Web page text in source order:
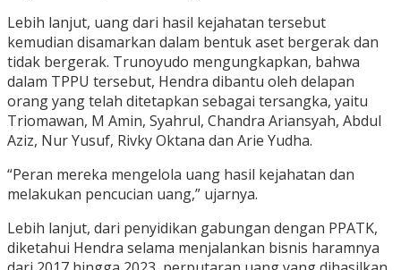
Lebih lanjut, uang dari hasil kejahatan tersebut
kemudian disamarkan dalam bentuk aset bergerak dan
tidak bergerak. Trunoyudo mengungkapkan, bahwa
dalam TPPU tersebut, Hendra dibantu oleh delapan
orang yang telah ditetapkan sebagai tersangka, yaitu
Triomawan, M Amin, Syahrul, Chandra Ariansyah, Abdul
Aziz, Nur Yusuf, Rivky Oktana dan Arie Yudha.
“Peran mereka mengelola uang hasil kejahatan dan
melakukan pencucian uang,” ujarnya.
Lebih lanjut, dari penyidikan gabungan dengan PPATK,
diketahui Hendra selama menjalankan bisnis haramnya